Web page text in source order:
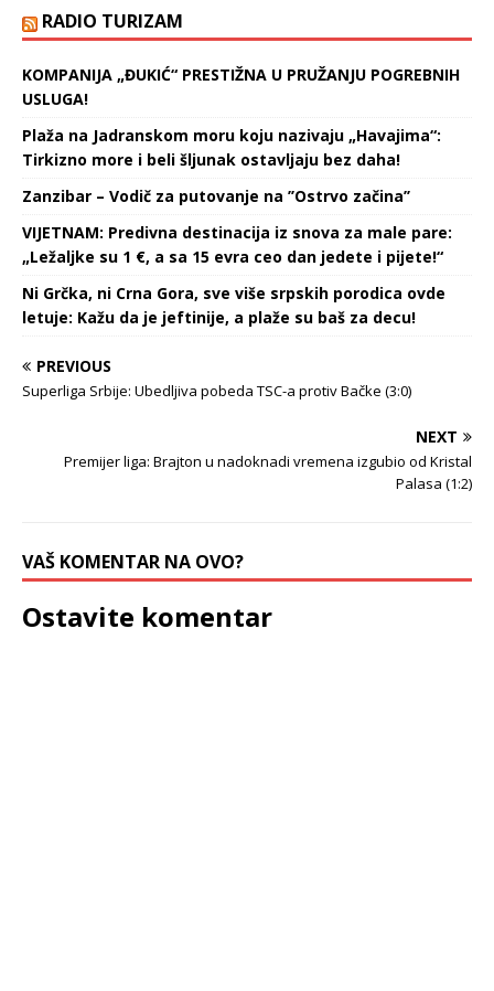
katastrofalnu utakmicu na
gostovanju u Rusiji,
Evroligi ove sezone. Zenit
je od početka imao
kontrolu…
RADIO TURIZAM
KOMPANIJA „ĐUKIĆ“ PRESTIŽNA U PRUŽANJU POGREBNIH
USLUGA!
Plaža na Jadranskom moru koju nazivaju „Havajima“:
Tirkizno more i beli šljunak ostavljaju bez daha!
Zanzibar – Vodič za putovanje na ’’Ostrvo začina’’
VIJETNAM: Predivna destinacija iz snova za male pare:
„Ležaljke su 1 €, a sa 15 evra ceo dan jedete i pijete!“
Ni Grčka, ni Crna Gora, sve više srpskih porodica ovde
letuje: Kažu da je jeftinije, a plaže su baš za decu!
PREVIOUS
Superliga Srbije: Ubedljiva pobeda TSC-a protiv Bačke (3:0)
NEXT
Premijer liga: Brajton u nadoknadi vremena izgubio od Kristal
Palasa (1:2)
VAŠ KOMENTAR NA OVO?
Ostavite komentar